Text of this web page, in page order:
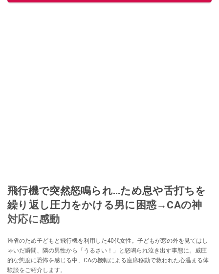
飛行機で突然怒鳴られ…ため息や舌打ちを
繰り返し圧力をかける男に困惑→CAの神
対応に感動
帰省のため子どもと飛行機を利用した40代女性。子どもが窓の外を見てはし
ゃいだ瞬間、隣の男性から「うるさい！」と怒鳴られ泣き出す事態に。威圧
的な態度に恐怖を感じる中、CAの機転による座席移動で救われた心温まる体
験談をご紹介します。